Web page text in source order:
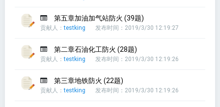
第五章加油加气站防火 (39题)
贡献人：testking 发布时间：2019/3/30 12:19:27
第二章石油化工防火 (28题)
贡献人：testking 发布时间：2019/3/30 12:19:26
第三章地铁防火 (22题)
贡献人：testking 发布时间：2019/3/30 12:19:26